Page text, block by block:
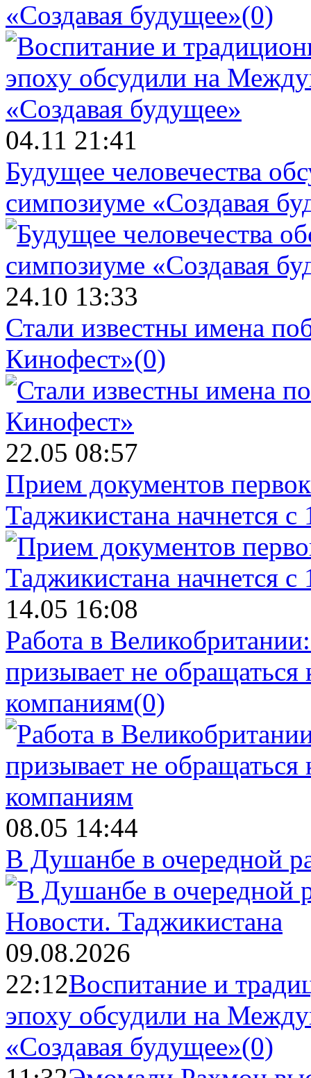
«Создавая будущее»(0)
04.11 21:41
Будущее человечества
симпозиуме «Создавая
24.10 13:33
Стали известны имена
Кинофест»(0)
22.05 08:57
Прием документов
Таджикистана начнется с
14.05 16:08
Работа в
призывает не
компаниям(0)
08.05 14:44
В Душанбе в очередной
Новости. Таджикистана
09.08.2026
22:12Воспитание и
эпоху обсудили на
«Создавая будущее»(0)